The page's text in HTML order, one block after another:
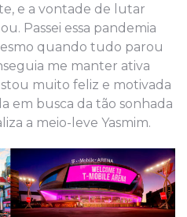
e a vontade de lutar
Passei essa pandemia
quando tudo parou
me manter ativa
muito feliz e motivada
em busca da tão sonhada
a meio-leve Yasmim.